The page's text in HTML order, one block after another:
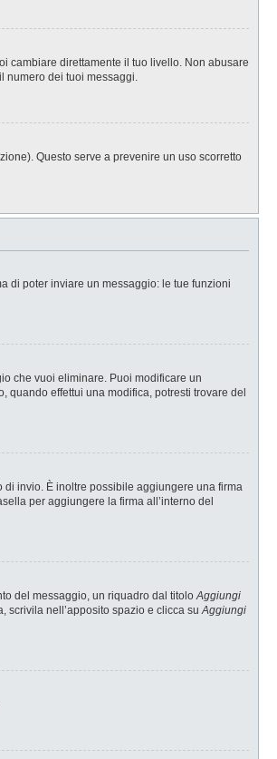
cambiare direttamente il tuo livello. Non abusare
numero dei tuoi messaggi.
Questo serve a prevenire un uso scorretto
di poter inviare un messaggio: le tue funzioni
che vuoi eliminare. Puoi modificare un
effettui una modifica, potresti trovare del
di invio. È inoltre possibile aggiungere una firma
per aggiungere la firma all’interno del
del messaggio, un riquadro dal titoloAggiungi
scrivila nell’apposito spazio e clicca suAggiungi